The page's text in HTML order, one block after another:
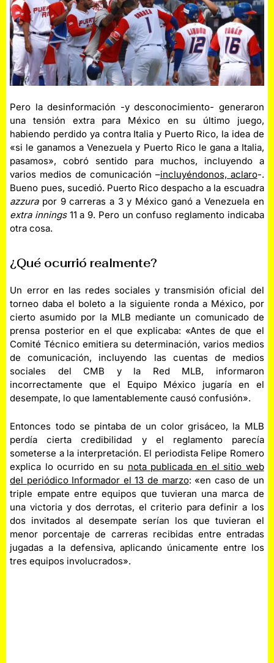
Pero la desinformación -y desconocimiento- generaron
una tensión extra para México en su último juego,
habiendo perdido ya contra Italia y Puerto Rico, la idea de
«si le ganamos a Venezuela y Puerto Rico le gana a Italia,
pasamos», cobró sentido para muchos, incluyendo a
varios medios de comunicación –incluyéndonos, aclaro-.
Bueno pues, sucedió. Puerto Rico despacho a la escuadra
azzurapor 9 carreras a 3 y México ganó a Venezuela en
extra innings11 a 9. Pero un confuso reglamento indicaba
otra cosa.
¿Qué ocurrió realmente?
Un error en las redes sociales y transmisión oficial del
torneo daba el boleto a la siguiente ronda a México, por
cierto asumido por la MLB mediante un comunicado de
prensa posterior en el que explicaba: «Antes de que el
Comité Técnico emitiera su determinación, varios medios
de comunicación, incluyendo las cuentas de medios
sociales del CMB y la Red MLB, informaron
incorrectamente que el Equipo México jugaría en el
desempate, lo que lamentablemente causó confusión».
Entonces todo se pintaba de un color grisáceo, la MLB
perdía cierta credibilidad y el reglamento parecía
someterse a la interpretación. El periodista Felipe Romero
explica lo ocurrido en su nota publicada en el sitio web
del periódico Informador el 13 de marzo: «en caso de un
triple empate entre equipos que tuvieran una marca de
una victoria y dos derrotas, el criterio para definir a los
dos invitados al desempate serían los que tuvieran el
menor porcentaje de carreras recibidas entre entradas
jugadas a la defensiva, aplicando únicamente entre los
tres equipos involucrados».